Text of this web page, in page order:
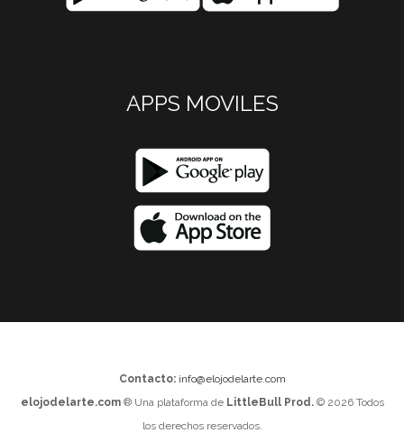
APPS MOVILES
Contacto: info@elojodelarte.com
elojodelarte.com® Una plataforma de LittleBull Prod.© 2026 Todos
los derechos reservados.